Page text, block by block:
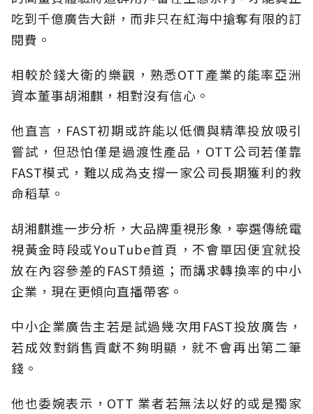
吃到千億廣告大餅，而非只在紅海中搶奪有限的訂
閱費。
相較於錢大衛的樂觀，熟悉OTT產業的能率亞洲
資本董事胡湘麒，相對沒有信心。
他直言，FAST初期或許能以低價與精準投放吸引
嘗試，但恐怕僅是過渡性產品，OTT公司若僅靠
FAST模式，難以成為支撐一家公司長期獲利的救
命稻草。
胡湘麒進一步分析，大品牌重視形象，寧選傳統電
視黃金時段或YouTube首頁，不會單因便宜就投
放在內容參差的FAST頻道；而講求轉換率的中小
企業，現在更傾向直播帶客。
中小企業廣告主若是試過幾次用FAST投放廣告，
若成效對銷售貢獻不夠明顯，就不會再出第二筆
錢。
他也委婉表示，OTT 業者若無法以好的或是獨家